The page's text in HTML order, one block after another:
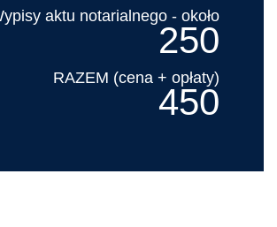
aktu notarialnego - około
250
RAZEM (cena + opłaty)
450